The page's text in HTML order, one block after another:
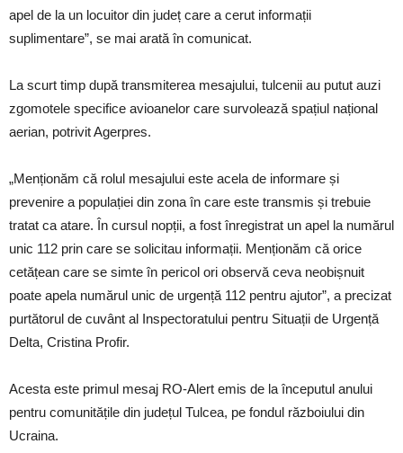
apel de la un locuitor din județ care a cerut informații
suplimentare”, se mai arată în comunicat.
La scurt timp după transmiterea mesajului, tulcenii au putut auzi
zgomotele specifice avioanelor care survolează spațiul național
aerian, potrivit Agerpres.
„Menționăm că rolul mesajului este acela de informare și
prevenire a populației din zona în care este transmis și trebuie
tratat ca atare. În cursul nopții, a fost înregistrat un apel la numărul
unic 112 prin care se solicitau informații. Menționăm că orice
cetățean care se simte în pericol ori observă ceva neobișnuit
poate apela numărul unic de urgență 112 pentru ajutor”, a precizat
purtătorul de cuvânt al Inspectoratului pentru Situații de Urgență
Delta, Cristina Profir.
Acesta este primul mesaj RO-Alert emis de la începutul anului
pentru comunitățile din județul Tulcea, pe fondul războiului din
Ucraina.